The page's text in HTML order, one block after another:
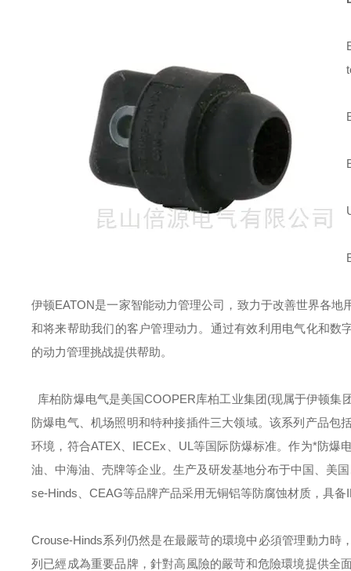
伊顿EATON是一家智能动力管理公司，致力于改善世界各
和将来帮助我们的客户管理动力。通过有效利用电气化和
的动力管理挑战提供帮助。
库柏防爆电气是美国COOPER库柏工业集团(现属于伊顿集
防爆电气、机场照明和特种接插件三大领域。该系列产品包
环境，符合ATEX IECEx UL 等国际防爆标准。作为*防爆
油、中海油、壳牌等企业。生产及研发基地分布于中国、美
se-Hinds
CEAG等品牌产品采用无铜铝等防腐蚀材质，具备
Crouse-Hinds系列仍然是在最嚴苛的環境中必須管理動力時
列已經成為重要品牌，針對高風險的嚴苛和危險環境提供全